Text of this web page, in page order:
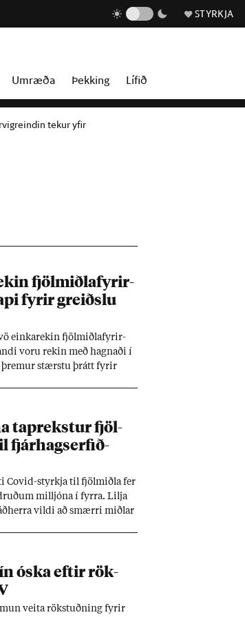
STYRKJA
Umræða Þekking Lífið
tekur yfir
fjöl­miðla­fyr­ir­
fyr­ir greiðslu
einka­rek­in fjöl­miðla­fyr­ir­
voru rek­in með hagn­aði í
þrem­ur stærstu þrátt fyr­ir
ta­prekst­ur fjöl­
fjár­hagserf­ið­
Covid-styrkja til fjöl­miðla fer
millj­óna í fyrra. Lilja
vildi að smærri miðl­ar
óska eft­ir rök­
veita rök­stuðn­ing fyr­ir